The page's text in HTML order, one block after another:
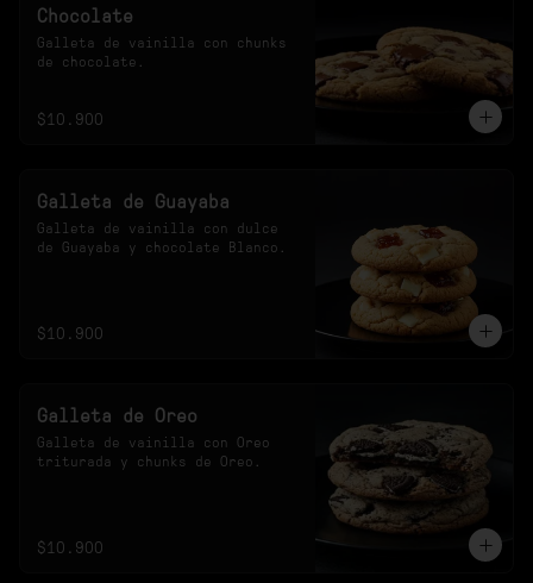
Chocolate
Galleta de vainilla con chunks
de chocolate.
$10.900
Galleta de Guayaba
Galleta de vainilla con dulce
de Guayaba y chocolate Blanco.
$10.900
Galleta de Oreo
Galleta de vainilla con Oreo
triturada y chunks de Oreo.
$10.900